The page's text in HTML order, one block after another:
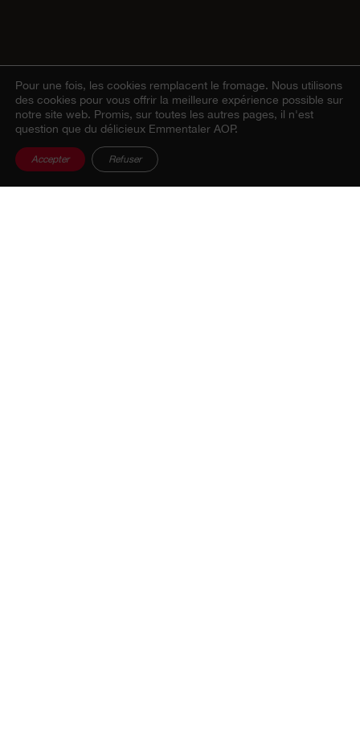
Pour une fois, les cookies remplacent le fromage. Nous utilisons
des cookies pour vous offrir la meilleure expérience possible sur
notre site web. Promis, sur toutes les autres pages, il n'est
question que du délicieux Emmentaler AOP.
Accepter Refuser